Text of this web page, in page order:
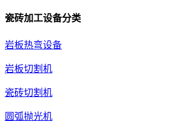
瓷砖加工设备分类
岩板热弯设备
岩板切割机
瓷砖切割机
圆弧抛光机